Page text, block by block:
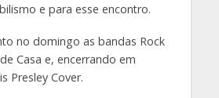
e para esse encontro.
no domingo as bandas Rock
Casa e, encerrando em
Presley Cover.